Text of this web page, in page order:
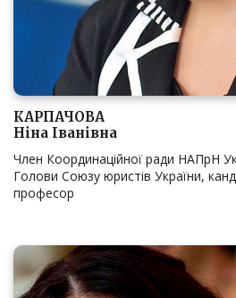
КАРПАЧОВА
Ніна Іванівна
Член Координаційної ради НАПрН
Голови Союзу юристів України,
професор